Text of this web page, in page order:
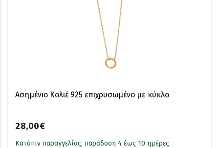
Ασημένιο Κολιέ 925 επιχρυσωμένο με κύκλο
28,00€
Κατόπιν παραγγελίας, παράδοση 4 έως 10 ημέρες